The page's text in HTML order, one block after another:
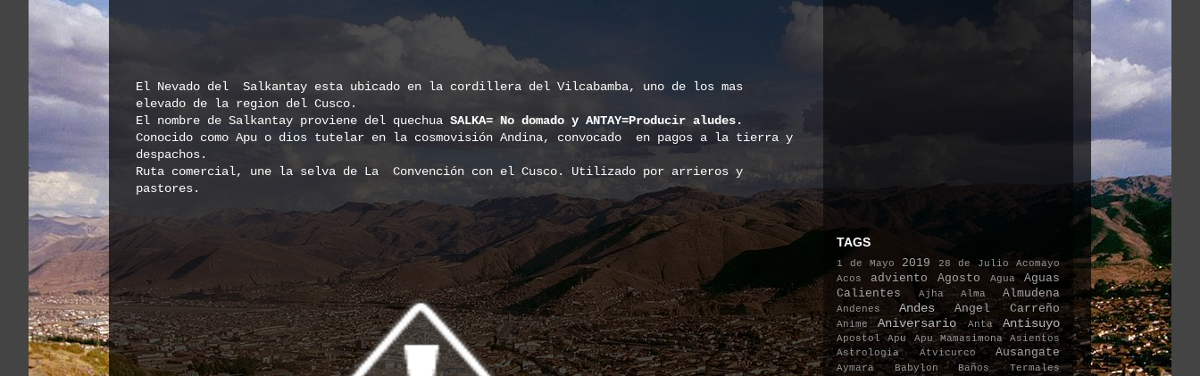
El Nevado del Salkantay esta ubicado en la cordillera del Vilcabamba, uno de los mas
elevado de la region del Cusco.
El nombre de Salkantay proviene del quechua SALKA= No domado y ANTAY=Producir aludes.
Conocido como Apu o dios tutelar en la cosmovisión Andina, convocado
en pagos a la tierra y
despachos.
Ruta comercial, une la selva de La Convención con el Cusco. Utilizado por arrieros y
pastores.
TAGS
1 de Mayo 2019 28 de Julio
Acomayo
Acos
adviento Agosto Agua
Aguas
Calientes
Ajha Alma Almudena
Andenes Andes Angel Carreño
Anime Aniversario Anta Antisuyo
Apostol Apu Apu Mamasimona
Asientos
Astrologia
Atvicurco Ausangate
Aymara Babylon
Baños Termales